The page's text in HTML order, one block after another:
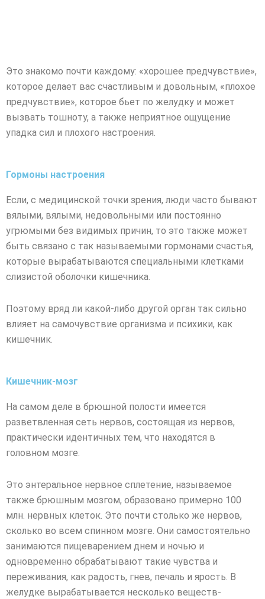
Это знакомо почти каждому: «хорошее предчувствие»,
которое делает вас счастливым и довольным, «плохое
предчувствие», которое бьет по желудку и может
вызвать тошноту, а также неприятное ощущение
упадка сил и плохого настроения.
Гормоны настроения
Если, с медицинской точки зрения, люди часто бывают
вялыми, вялыми, недовольными или постоянно
угрюмыми без видимых причин, то это также может
быть связано с так называемыми гормонами счастья,
которые вырабатываются специальными клетками
слизистой оболочки кишечника.
Поэтому вряд ли какой-либо другой орган так сильно
влияет на самочувствие организма и психики, как
кишечник.
Кишечник-мозг
На самом деле в брюшной полости имеется
разветвленная сеть нервов, состоящая из нервов,
практически идентичных тем, что находятся в
головном мозге.
Это энтеральное нервное сплетение, называемое
также брюшным мозгом, образовано примерно 100
млн. нервных клеток. Это почти столько же нервов,
сколько во всем спинном мозге. Они самостоятельно
занимаются пищеварением днем и ночью и
одновременно обрабатывают такие чувства и
переживания, как радость, гнев, печаль и ярость. В
желудке вырабатывается несколько веществ-